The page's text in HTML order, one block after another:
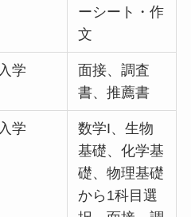
ーシート・作
文
学
面接、調査
書、推薦書
学
数学I、生物
基礎、化学基
礎、物理基礎
から1科目選